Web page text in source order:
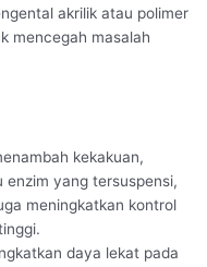
akrilik atau polimer
mencegah masalah
kekakuan,
enzim yang tersuspensi,
meningkatkan kontrol
daya lekat pada